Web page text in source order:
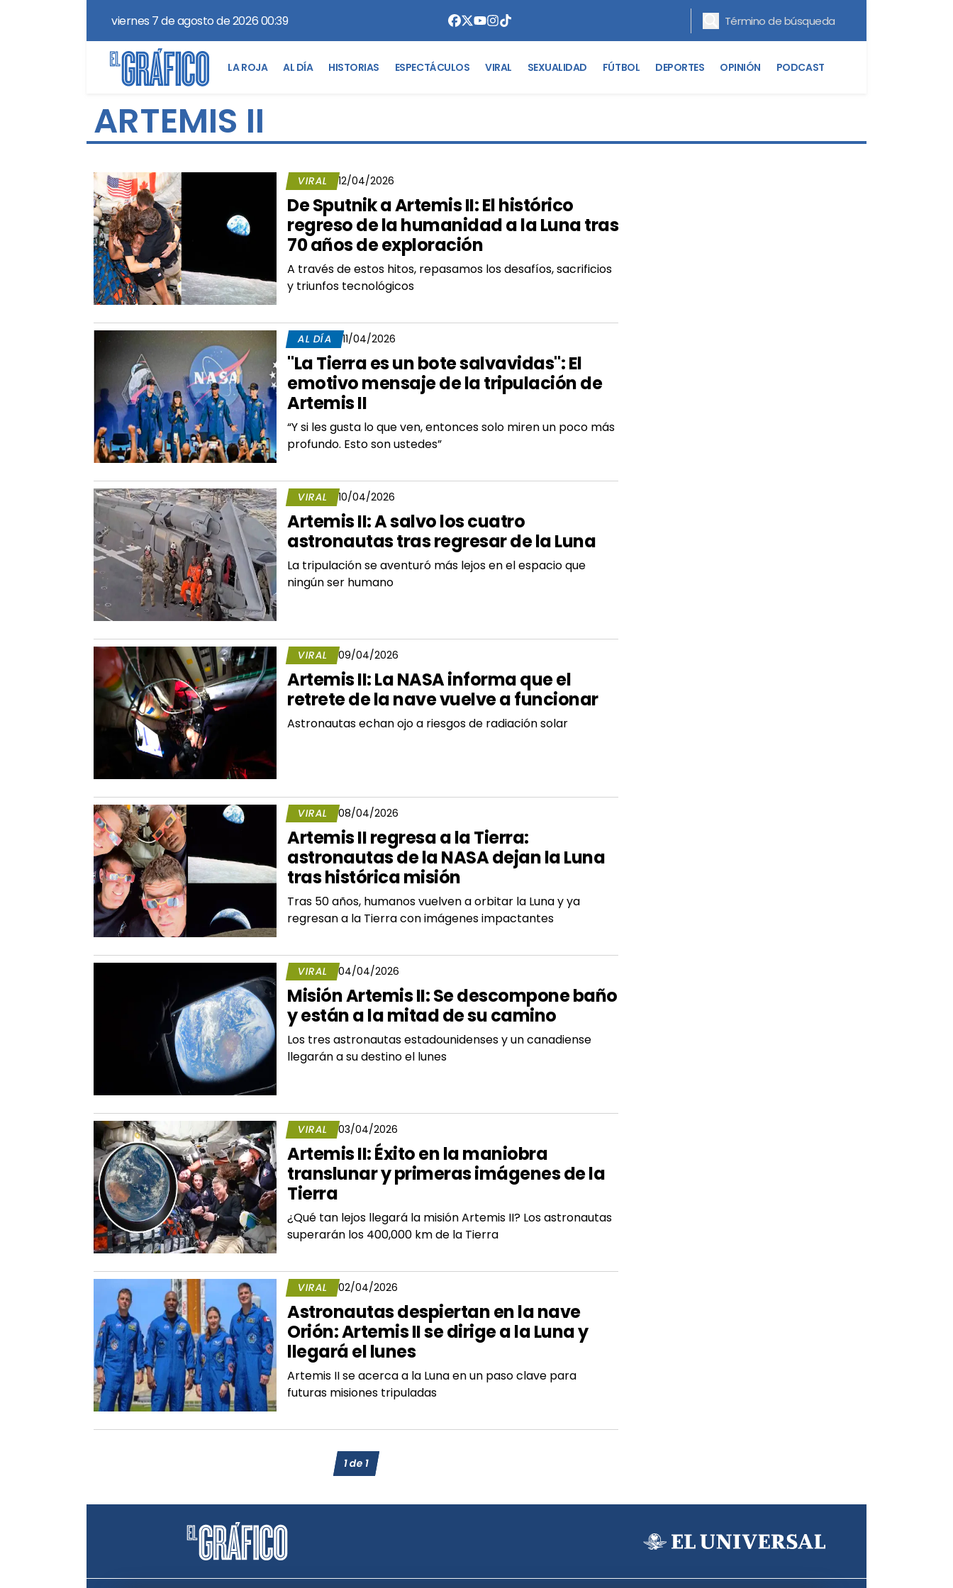
viernes 7 de agosto de 2026 00:39
LA ROJA AL DÍA HISTORIAS ESPECTÁCULOS VIRAL SEXUALIDAD FÚTBOL DEPORTES OPINIÓN PODCAST
ARTEMIS II
VIRAL 12/04/2026
De Sputnik a Artemis II: El histórico
regreso de la humanidad a la Luna tras
70 años de exploración
A través de estos hitos, repasamos los desafíos, sacrificios
y triunfos tecnológicos
AL DÍA 11/04/2026
"La Tierra es un bote salvavidas": El
emotivo mensaje de la tripulación de
Artemis II
“Y si les gusta lo que ven, entonces solo miren un poco más
profundo. Esto son ustedes”
VIRAL 10/04/2026
Artemis II: A salvo los cuatro
astronautas tras regresar de la Luna
La tripulación se aventuró más lejos en el espacio que
ningún ser humano
VIRAL 09/04/2026
Artemis II: La NASA informa que el
retrete de la nave vuelve a funcionar
Astronautas echan ojo a riesgos de radiación solar
VIRAL 08/04/2026
Artemis II regresa a la Tierra:
astronautas de la NASA dejan la Luna
tras histórica misión
Tras 50 años, humanos vuelven a orbitar la Luna y ya
regresan a la Tierra con imágenes impactantes
VIRAL 04/04/2026
Misión Artemis II: Se descompone baño
y están a la mitad de su camino
Los tres astronautas estadounidenses y un canadiense
llegarán a su destino el lunes
VIRAL 03/04/2026
Artemis II: Éxito en la maniobra
translunar y primeras imágenes de la
Tierra
¿Qué tan lejos llegará la misión Artemis II? Los astronautas
superarán los 400,000 km de la Tierra
VIRAL 02/04/2026
Astronautas despiertan en la nave
Orión: Artemis II se dirige a la Luna y
llegará el lunes
Artemis II se acerca a la Luna en un paso clave para
futuras misiones tripuladas
1de1